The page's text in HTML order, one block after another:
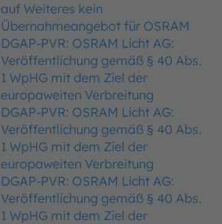
auf Weiteres kein
Übernahmeangebot für OSRAM
DGAP-PVR: OSRAM Licht AG:
Veröffentlichung gemäß § 40 Abs.
1 WpHG mit dem Ziel der
europaweiten Verbreitung
DGAP-PVR: OSRAM Licht AG:
Veröffentlichung gemäß § 40 Abs.
1 WpHG mit dem Ziel der
europaweiten Verbreitung
DGAP-PVR: OSRAM Licht AG:
Veröffentlichung gemäß § 40 Abs.
1 WpHG mit dem Ziel der